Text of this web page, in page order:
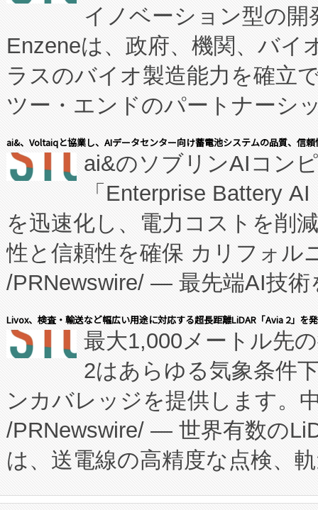
イノベーション型の
Enzeneは、政府、機関、バイ
ラスのバイオ製造能力を確立
ツー・エンドのパートナーシ
表しました。 同社の実績ある
manufacturing™ (FCCM™) プ
たNeXは、バイオ医薬品製造
従来のフェッドバッチ施設の
に、患者やサプライチェーン
キー方式で拡張性が高く、持
す。FCCM‑を活用した現地生
患者にとっての費用負担を大
のアクセスを大幅に拡大する
Fully-Connected Continuous
プログラムには、施設設計・
に関する技術移転および知的
構造化トレーニングカリキュ
ai&、Voltaiqと協業し、AIデータセンター向け蓄電池システムの品質、信
ai&のソブリンAIコン
「Enterprise Battery
を迅速化し、電力コストを削
性と信頼性を確保 カリフォル
/PRNewswire/ — 最先端AI技術
会社エーアイ・アンド：本社
President原信平）と、エンタ
ードするVoltaiqは、日本にあ
ーエネルギー貯蔵システム（
た。 Voltaiq独自のAI搭載プラ
定、統合、導入、運用に至る
安全性を追跡し、確保する事
Livox、検査・輸送など幅広い用途に対応する超長距離LiDAR「Avia 2」を
最大1,000メートル先
2はあらゆる気象条件
ンカバレッジを提供します。
/PRNewswire/ — 世界有数の
は、送電線の高精度な点検、
や穀物倉庫におけるバルク材